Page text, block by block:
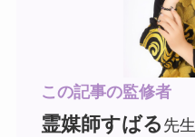
この記事の監修者
霊媒師すばる 先生